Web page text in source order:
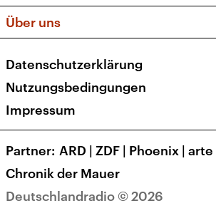
Apps
Newsletter
Social Media
Über uns
Presse
Karriere
Transparenz
Deutschlandradio © 2026
Datenschutzerklärung
Nutzungsbedingungen
Impressum
Partner ARD | ZDF | Phoenix | arte
Chronik der Mauer